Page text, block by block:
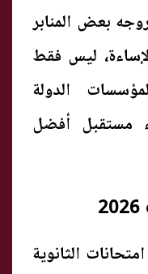
بعض المنابر
ليس فقط
الدولة
مستقبل أفضل
الثانوية